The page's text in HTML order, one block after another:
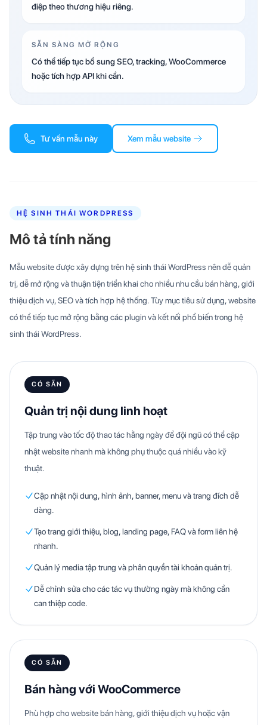
điệp theo thương hiệu riêng.
SẴN SÀNG MỞ RỘNG
Có thể tiếp tục bổ sung SEO, tracking, WooCommerce
hoặc tích hợp API khi cần.
Tư vấn mẫu này Xem mẫu website
HỆ SINH THÁI WORDPRESS
Mô tả tính năng
Mẫu website được xây dựng trên hệ sinh thái WordPress nên dễ quản
trị, dễ mở rộng và thuận tiện triển khai cho nhiều nhu cầu bán hàng, giới
thiệu dịch vụ, SEO và tích hợp hệ thống. Tùy mục tiêu sử dụng, website
có thể tiếp tục mở rộng bằng các plugin và kết nối phổ biến trong hệ
sinh thái WordPress.
CÓ SẴN
Quản trị nội dung linh hoạt
Tập trung vào tốc độ thao tác hằng ngày để đội ngũ có thể cập
nhật website nhanh mà không phụ thuộc quá nhiều vào kỹ
thuật.
Cập nhật nội dung, hình ảnh, banner, menu và trang đích dễ
dàng.
Tạo trang giới thiệu, blog, landing page, FAQ và form liên hệ
nhanh.
Quản lý media tập trung và phân quyền tài khoản quản trị.
Dễ chỉnh sửa cho các tác vụ thường ngày mà không cần
can thiệp code.
CÓ SẴN
Bán hàng với WooCommerce
Phù hợp cho website bán hàng, giới thiệu dịch vụ hoặc vận